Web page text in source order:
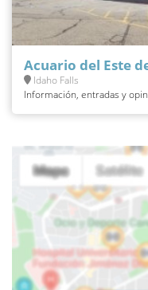
Acuario del Este
Idaho Falls
Información, entradas y